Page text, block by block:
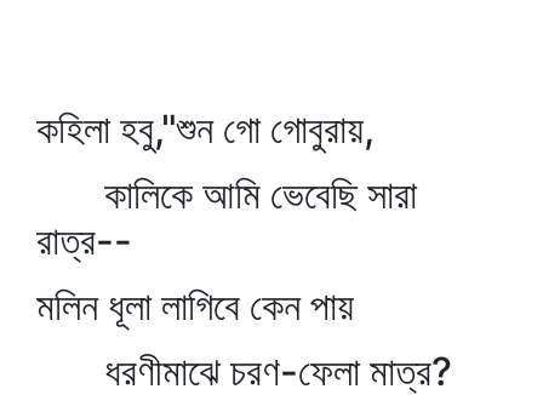
কহিলা হবু,"শুন গো গোবুরায়,
কালিকে আমি ভেবেছি সারা
রাত্র--
মলিন ধূলা লাগিবে কেন পায়
ধরণীমাঝে চরণ-ফেলা মাত্র?